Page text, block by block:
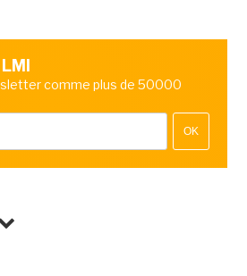
comme plus de 50000
OK